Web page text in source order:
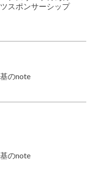
スポンサーシップ
のnote
のnote